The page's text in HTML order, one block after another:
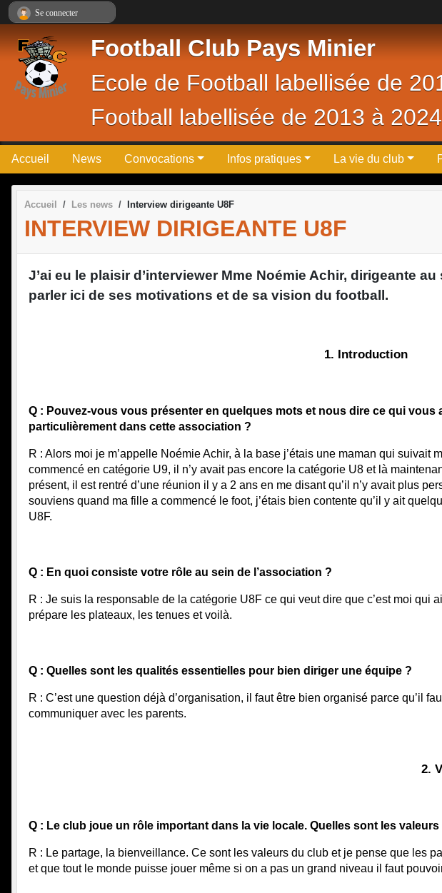
Football Club Pays Minier
Ecole de Football labellisée de
Football labellisée de 2013 à
Accueil News Convocations Infos pratiques La vie du club
Accueil Les news Interview dirigeante U8F
INTERVIEW DIRIGEANTE U8F
J’ai eu le plaisir d’interviewer Mme Noémie Achir, dirigeante
parler ici de ses motivations et de sa vision du football.
1. Introduction
Q : Pouvez-vous vous présenter en quelques mots et nous dire ce qui
particulièrement dans cette association ?
R : Alors moi je m’appelle Noémie Achir, à la base j’étais une maman qui suivait
commencé en catégorie U9, il n’y avait pas encore la catégorie U8 et là
présent, il est rentré d’une réunion il y a 2 ans en me disant qu’il n’y avait plus
souviens quand ma fille a commencé le foot, j’étais bien contente qu’il y ait
U8F.
Q : En quoi consiste votre rôle au sein de l’association ?
R : Je suis la responsable de la catégorie U8F ce qui veut dire que c’est moi
prépare les plateaux, les tenues et voilà.
Q : Quelles sont les qualités essentielles pour bien diriger une équipe ?
R : C’est une question déjà d’organisation, il faut être bien organisé parce qu’il
communiquer avec les parents.
2.
Q : Le club joue un rôle important dans la vie locale. Quelles sont les
R : Le partage, la bienveillance. Ce sont les valeurs du club et je pense que les
et que tout le monde puisse jouer même si on a pas un grand niveau il faut
Se connecter
Panneau de gestion des cookies